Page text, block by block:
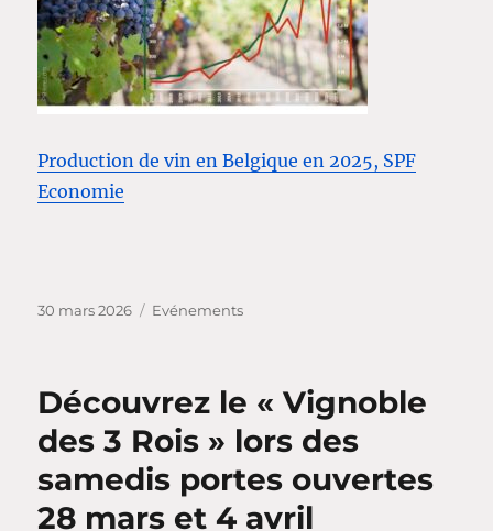
Production de vin en Belgique en 2025, SPF
Economie
Publié
30 mars 2026 Catégories
Evénements
Découvrez le « Vignoble
des 3 Rois » lors des
samedis portes ouvertes
28 mars et 4 avril